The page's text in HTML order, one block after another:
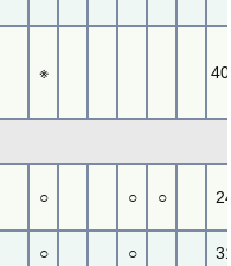
※
○ ○ ○
○ ○